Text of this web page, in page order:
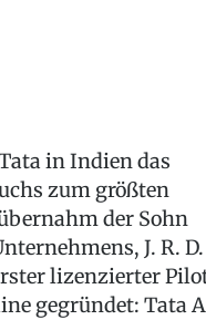
in Indien das
zum größten
der Sohn
J. R. D.
lizenzierter
gegründet: Tata